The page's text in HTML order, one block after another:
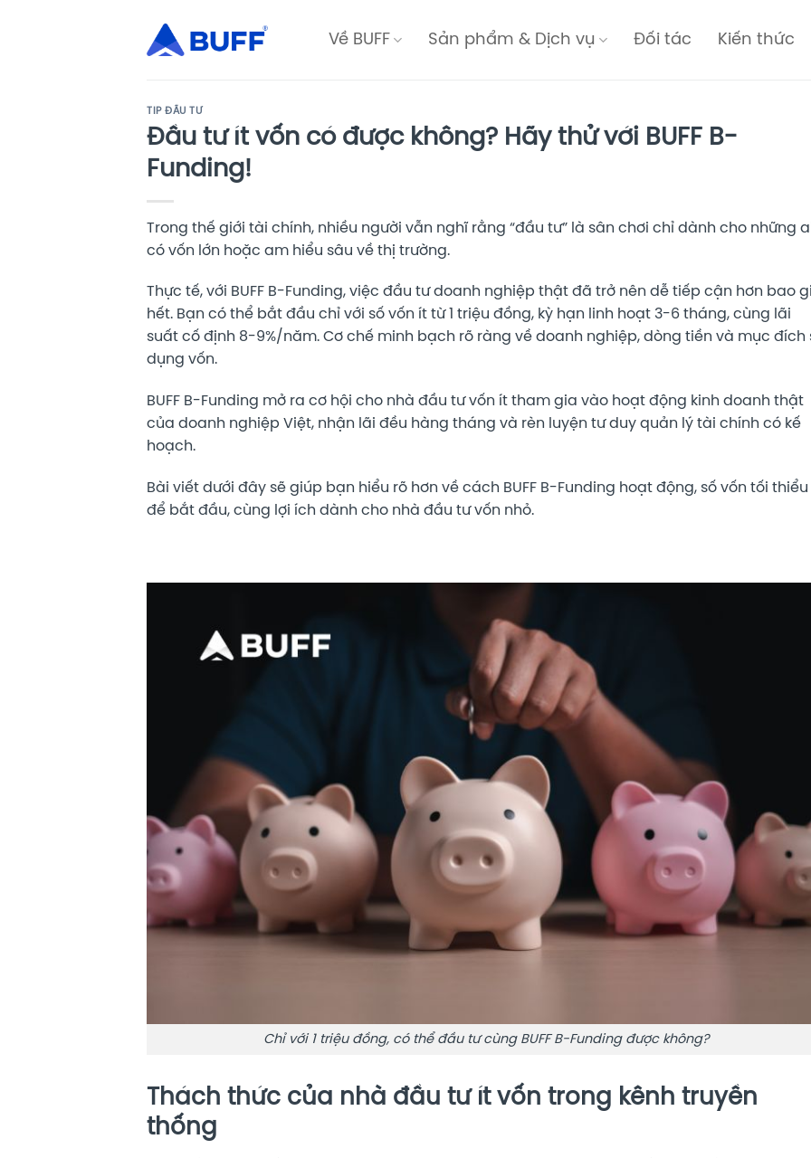
Về BUFF Sản phẩm & Dịch vụ Đối tác Kiến thức
TIP ĐẦU TƯ
Đầu tư ít vốn có được không? Hãy thử với BUFF B-
Funding!
Trong thế giới tài chính, nhiều người vẫn nghĩ rằng “đầu tư” là sân chơi chỉ dành cho những
có vốn lớn hoặc am hiểu sâu về thị trường.
Thực tế, với BUFF B-Funding, việc đầu tư doanh nghiệp thật đã trở nên dễ tiếp cận hơn bao
hết. Bạn có thể bắt đầu chỉ với số vốn ít từ 1 triệu đồng, kỳ hạn linh hoạt 3-6 tháng, cùng lãi
suất cố định 8-9%/năm. Cơ chế minh bạch rõ ràng về doanh nghiệp, dòng tiền và mục đích
dụng vốn.
BUFF B-Funding mở ra cơ hội cho nhà đầu tư vốn ít tham gia vào hoạt động kinh doanh thật
của doanh nghiệp Việt, nhận lãi đều hàng tháng và rèn luyện tư duy quản lý tài chính có kế
hoạch.
Bài viết dưới đây sẽ giúp bạn hiểu rõ hơn về cách BUFF B-Funding hoạt động, số vốn tối thiểu
để bắt đầu, cùng lợi ích dành cho nhà đầu tư vốn nhỏ.
Chỉ với 1 triệu đồng, có thể đầu tư cùng BUFF B-Funding được không?
Thách thức của nhà đầu tư ít vốn trong kênh truyền
thống